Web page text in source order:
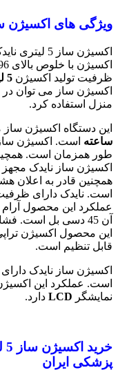
ویژگی های اکسیژن ساز 5 لیتری
اکسیژن ساز
ظرفیت تولید اکسیژن 5 لیتر در 1 دقیقه
اکسیژن ساز می توان
منزل استفاده کرد.
این دستگاه اکسیژن
ساعته است. اکسیژن ساز
طور همزمان است.
اکسیژن ساز نایدک
همچنین قادر به اعلان
عملکرد این محصول
این محصول اکسیژن
قابل تنظیم است.
اکسیژن ساز نایدک
است. عملکرد این
نمایشگر LCD دارد.
پزشکی ایران